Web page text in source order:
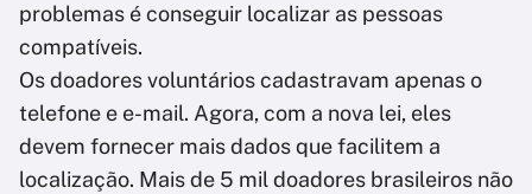
problemas é conseguir localizar as pessoas
compatíveis.
Os doadores voluntários cadastravam apenas o
telefone e e-mail. Agora, com a nova lei, eles
devem fornecer mais dados que facilitem a
localização. Mais de 5 mil doadores brasileiros não